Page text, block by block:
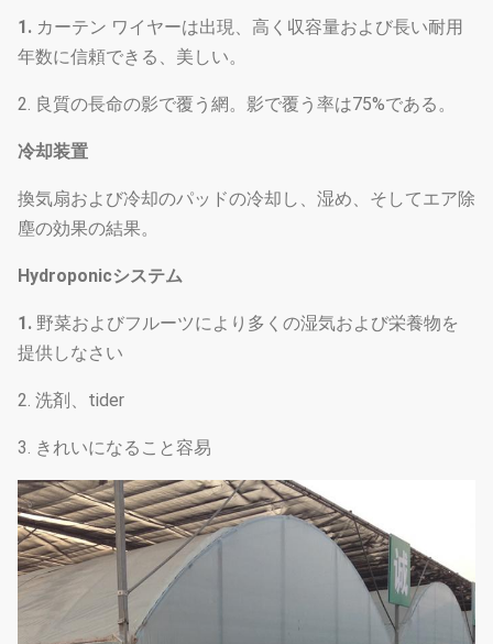
1. カーテン ワイヤーは出現、高く収容量および長い耐用
年数に信頼できる、美しい。
2. 良質の長命の影で覆う網。影で覆う率は75%である。
冷却装置
換気扇および冷却のパッドの冷却し、湿め、そしてエア除
塵の効果の結果。
Hydroponicシステム
1. 野菜およびフルーツにより多くの湿気および栄養物を
提供しなさい
2. 洗剤、tider
3. きれいになること容易